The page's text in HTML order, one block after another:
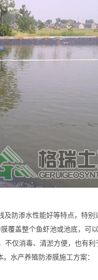
防渗水性能好等特点，特别
覆盖整个鱼虾池或池底，可
仅消毒、清淤方便，也有
水产养殖防渗膜施工方案：